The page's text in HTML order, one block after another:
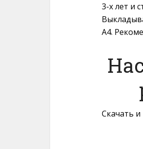
3-х лет и
A4.
Скачать и